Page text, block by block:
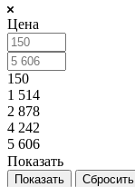
Цена
150
1 514
2 878
4 242
5 606
Показать
Сбросить